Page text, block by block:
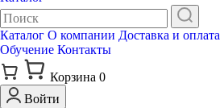
Каталог О компании Доставка и оплата
Обучение Контакты
Корзина 0
Войти